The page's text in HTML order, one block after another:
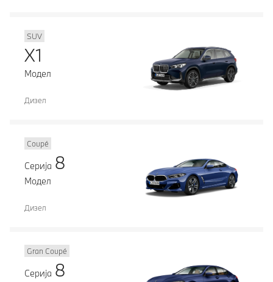
SUV
X1
Модел
Дизел
Coupé
Серија 8
Модел
Дизел
Gran Coupé
Серија 8